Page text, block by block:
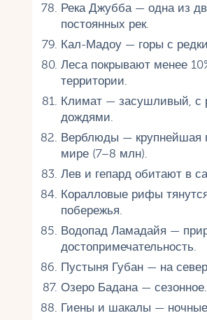
Река Джубба — одна из
постоянных рек.
Кал-Мадоу — горы с
Леса покрывают менее
территории.
Климат — засушливый, с
дождями.
Верблюды — крупнейшая
мире (7–8 млн).
Лев и гепард обитают в
Коралловые рифы
побережья.
Водопад Ламадайя —
достопримечательность.
Пустыня Губан — на
Озеро Бадана — сезонное.
Гиены и шакалы —